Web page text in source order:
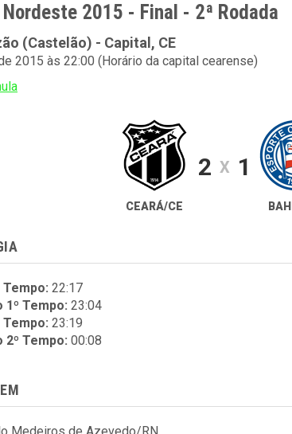
Nordeste 2015 - Final - 2ª Rodada
(Castelão) - Capital, CE
2015 às 22:00 (Horário da capital cearense)
CEARÁ/CE
2 X 1
Tempo: 22:17
1º Tempo: 23:04
Tempo: 23:19
2º Tempo: 00:08